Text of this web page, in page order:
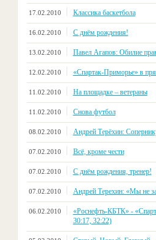
17.02.2010 Классика баскетбола
16.02.2010 С днём рождения!
13.02.2010 Павел Агапов: Обилие
12.02.2010 «Спартак-Приморье» в
11.02.2010 На площадке – ветераны
11.02.2010 Снова футбол
08.02.2010 Андрей Терёхин:
07.02.2010 Всё, кроме чести
07.02.2010 С днём рождения, тренер!
07.02.2010 Андрей Терехин: «Мы не
06.02.2010
«Роснефть-КБТК» -
30:17, 32:22)